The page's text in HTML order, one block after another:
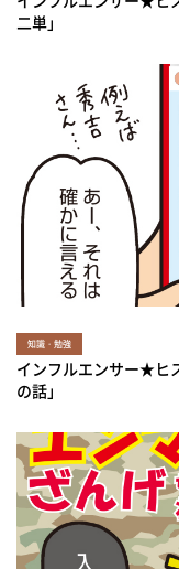
二単」
知識・勉強
インフルエンサー★ヒ
の話」